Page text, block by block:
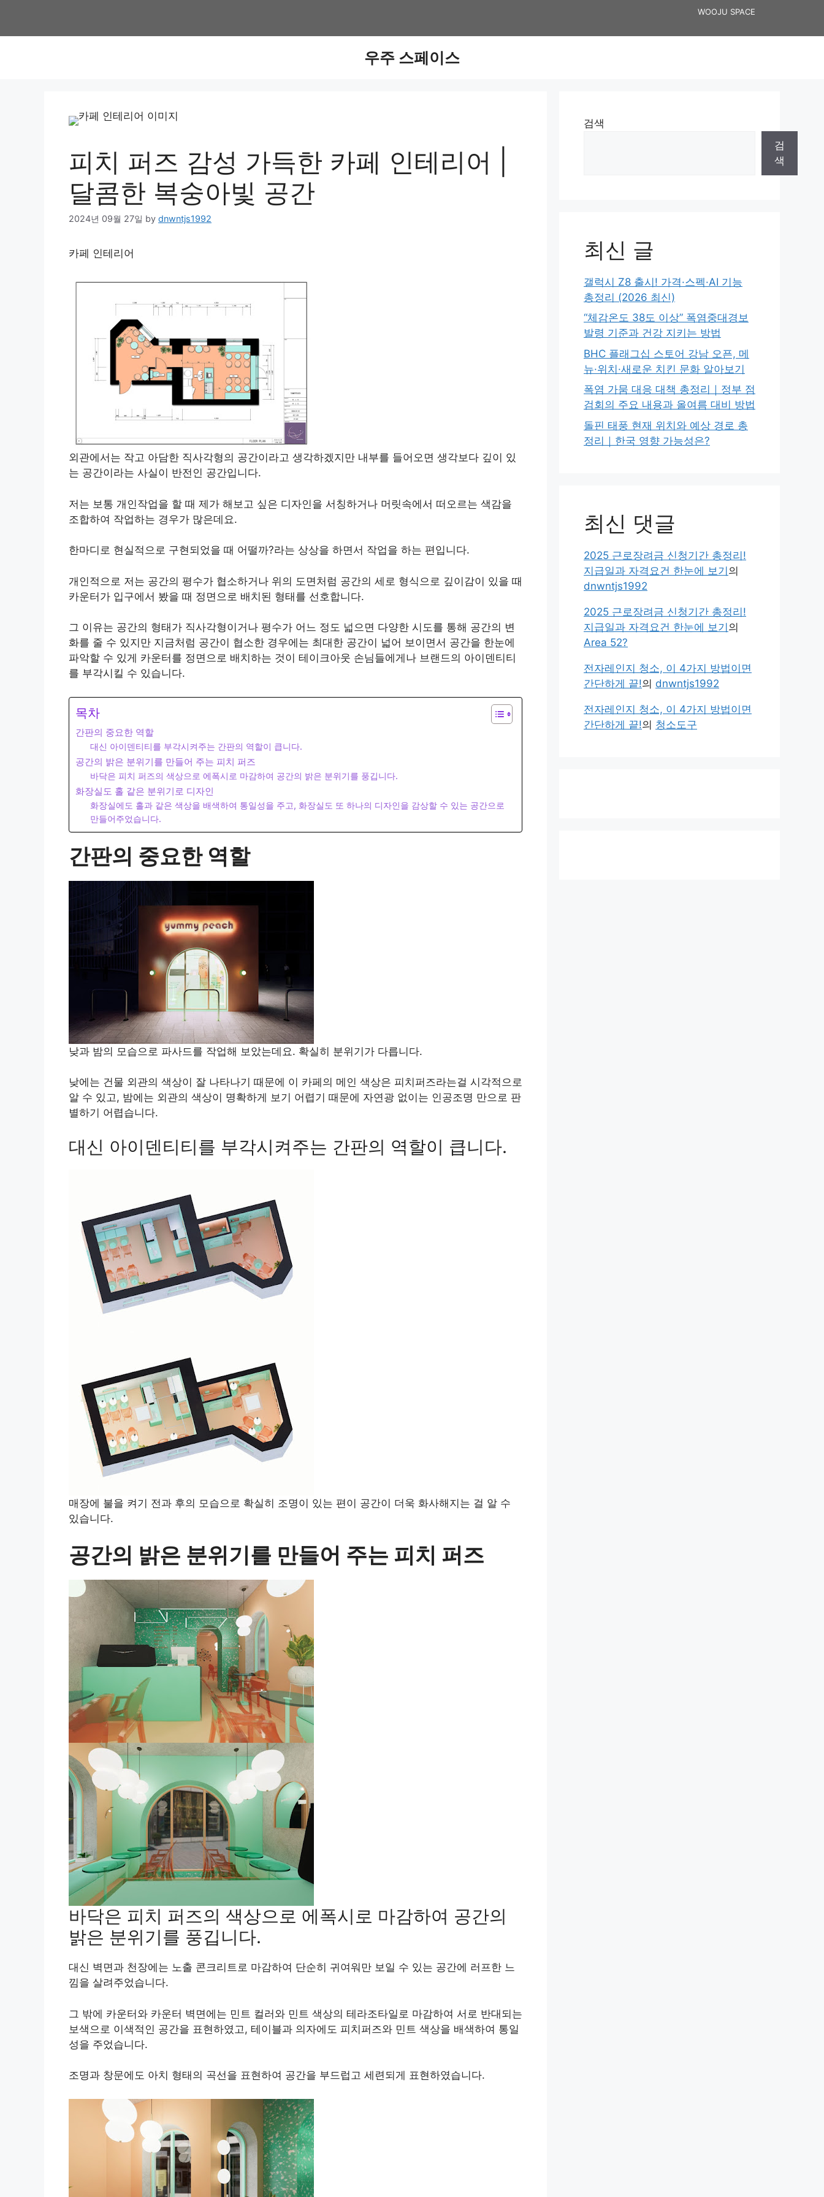
content
WOOJU SPACE
우주 스페이스
피치 퍼즈 감성 가득한 카페 인테리어 |
달콤한 복숭아빛 공간
2024년 09월 27일 by dnwntjs1992
카페 인테리어
외관에서는 작고 아담한 직사각형의 공간이라고 생각하겠지만 내부를 들어오면 생각보다 깊이 있
는 공간이라는 사실이 반전인 공간입니다.
저는 보통 개인작업을 할 때 제가 해보고 싶은 디자인을 서칭하거나 머릿속에서 떠오르는 색감을
조합하여 작업하는 경우가 많은데요.
한마디로 현실적으로 구현되었을 때 어떨까?라는 상상을 하면서 작업을 하는 편입니다.
개인적으로 저는 공간의 평수가 협소하거나 위의 도면처럼 공간의 세로 형식으로 깊이감이 있을 때
카운터가 입구에서 봤을 때 정면으로 배치된 형태를 선호합니다.
그 이유는 공간의 형태가 직사각형이거나 평수가 어느 정도 넓으면 다양한 시도를 통해 공간의 변
화를 줄 수 있지만 지금처럼 공간이 협소한 경우에는 최대한 공간이 넓어 보이면서 공간을 한눈에
파악할 수 있게 카운터를 정면으로 배치하는 것이 테이크아웃 손님들에게나 브랜드의 아이덴티티
를 부각시킬 수 있습니다.
목차
간판의 중요한 역할
대신 아이덴티티를 부각시켜주는 간판의 역할이 큽니다.
공간의 밝은 분위기를 만들어 주는 피치 퍼즈
바닥은 피치 퍼즈의 색상으로 에폭시로 마감하여 공간의 밝은 분위기를 풍깁니다.
화장실도 홀 같은 분위기로 디자인
화장실에도 홀과 같은 색상을 배색하여 통일성을 주고, 화장실도 또 하나의 디자인을 감상할 수 있는 공간으로
만들어주었습니다.
간판의 중요한 역할
낮과 밤의 모습으로 파사드를 작업해 보았는데요. 확실히 분위기가 다릅니다.
낮에는 건물 외관의 색상이 잘 나타나기 때문에 이 카페의 메인 색상은 피치퍼즈라는걸 시각적으로
알 수 있고, 밤에는 외관의 색상이 명확하게 보기 어렵기 때문에 자연광 없이는 인공조명 만으로 판
별하기 어렵습니다.
대신 아이덴티티를 부각시켜주는 간판의 역할이 큽니다.
매장에 불을 켜기 전과 후의 모습으로 확실히 조명이 있는 편이 공간이 더욱 화사해지는 걸 알 수
있습니다.
공간의 밝은 분위기를 만들어 주는 피치 퍼즈
바닥은 피치 퍼즈의 색상으로 에폭시로 마감하여 공간의
밝은 분위기를 풍깁니다.
대신 벽면과 천장에는 노출 콘크리트로 마감하여 단순히 귀여워만 보일 수 있는 공간에 러프한 느
낌을 살려주었습니다.
그 밖에 카운터와 카운터 벽면에는 민트 컬러와 민트 색상의 테라조타일로 마감하여 서로 반대되는
보색으로 이색적인 공간을 표현하였고, 테이블과 의자에도 피치퍼즈와 민트 색상을 배색하여 통일
성을 주었습니다.
조명과 창문에도 아치 형태의 곡선을 표현하여 공간을 부드럽고 세련되게 표현하였습니다.
검색
검
색
최신 글
갤럭시 Z8 출시! 가격·스펙·AI 기능
총정리 (2026 최신)
“체감온도 38도 이상” 폭염중대경보
발령 기준과 건강 지키는 방법
BHC 플래그십 스토어 강남 오픈, 메
뉴·위치·새로운 치킨 문화 알아보기
폭염 가뭄 대응 대책 총정리｜정부 점
검회의 주요 내용과 올여름 대비 방법
돌핀 태풍 현재 위치와 예상 경로 총
정리｜한국 영향 가능성은?
최신 댓글
2025 근로장려금 신청기간 총정리!
지급일과 자격요건 한눈에 보기의
dnwntjs1992
2025 근로장려금 신청기간 총정리!
지급일과 자격요건 한눈에 보기의
Area 52?
전자레인지 청소, 이 4가지 방법이면
간단하게 끝!의 dnwntjs1992
전자레인지 청소, 이 4가지 방법이면
간단하게 끝!의 청소도구